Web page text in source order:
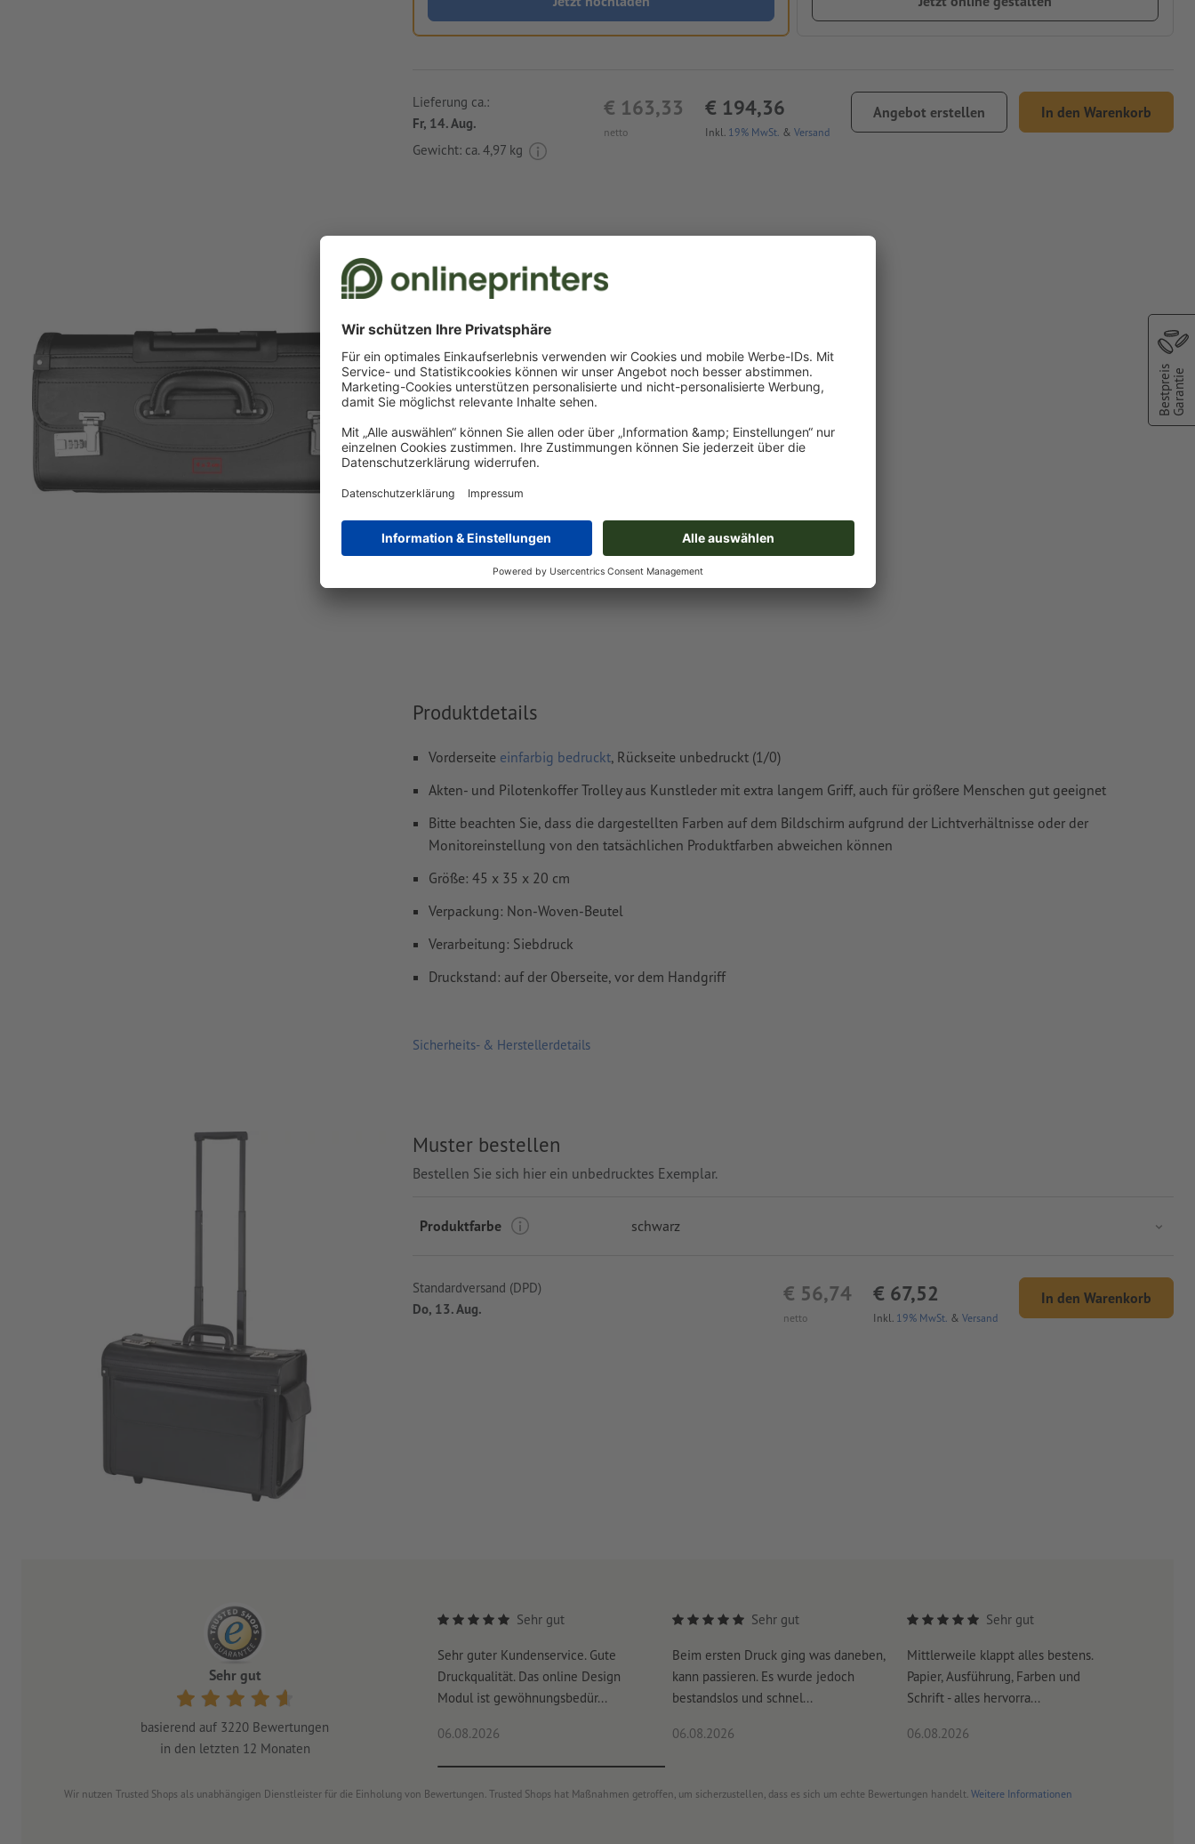
netto
€ 163,33
Inkl. 19% MwSt. & Versand
€ 194,36 Angebot erstellen In den Warenkorb
Lieferung ca.:
Fr, 14. Aug.
Gewicht: ca. 4,97 kg
Saint Paul
Datenformat
4 x 2 cm
Besonderheiten bei der Druckdatenerstellung:
das Produkt ist mit einerSonderfarbebedruckbar (Volltonfarbe:
(Pantone FORMULA GUIDE Solid Coated, außer Metallic und
Neonfarben) )
das Trägermaterial kann beim
Druck mit weißer Farbe durchscheinen
Das druckfertige PDF darf nur Vektoren enthalten; JPEG- oder TIFF-
Weitere Informationen und Tipps zu
Vektordatenfinden Sie in unserem
Hilfecenter.
Mehr anzeigen
Produktdetails
Vorderseite einfarbig bedruckt, Rückseite unbedruckt (1/0)
Akten- und Pilotenkoffer Trolley aus Kunstleder mit extra langem Griff, auch für größere Menschen gut geeignet
Bitte beachten Sie, dass die dargestellten Farben auf dem Bildschirm aufgrund der Lichtverhältnisse oder der
Monitoreinstellung von den tatsächlichen Produktfarben abweichen können
Größe: 45 x 35 x 20 cm
Verpackung: Non-Woven-Beutel
Verarbeitung: Siebdruck
Druckstand: auf der Oberseite, vor dem Handgriff
Sicherheits- & Herstellerdetails
Muster bestellen
Bestellen Sie sich hier ein unbedrucktes Exemplar.
Produktfarbe schwarz
netto
€ 56,74
Inkl. 19% MwSt. & Versand
€ 67,52 In den Warenkorb
Standardversand (DPD)
Do, 13. Aug.
Sehr gut
basierend auf 3220 Bewertungen
in den letzten 12 Monaten
Sehr gut
Sehr guter Kundenservice. Gute
Druckqualität. Das online Design
Modul ist gewöhnungsbedür...
06.08.2026
Sehr gut
Beim ersten Druck ging was daneben,
kann passieren. Es wurde jedoch
bestandslos und schnel...
06.08.2026
Sehr gut
Mittlerweile klappt alles bestens.
Papier, Ausführung, Farben und
Schrift - alles hervorra...
06.08.2026
Wir nutzen Trusted Shops als unabhängigen Dienstleister für die Einholung von Bewertungen. Trusted Shops hat Maßnahmen getroffen, um sicherzustellen, dass es sich um echte Bewertungen handelt. Weitere Informationen
BestpreisGarantie